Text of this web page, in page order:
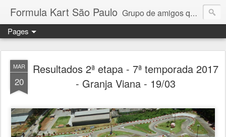
Formula Kart São Paulo Grupo de amigos que adoram pilotar e se reúnem uma vez por mês para a disputa de um campeonato competitivo e amigável. Granja Viana, Interlagos, Paulínia e Aldeia da Serra. Troféus e medalhas em todas as etapas para os 6 primeiros colocados + pole position e volta mais rápida da prova. Campeonato por pilotos e por equipe com troféus para os 3 primeiros + cada piloto da equipe campeã. Medalhas para todos os participantes.
Pages
MAR
20
Resultados 2ª etapa - 7ª temporada 2017
- Granja Viana - 19/03